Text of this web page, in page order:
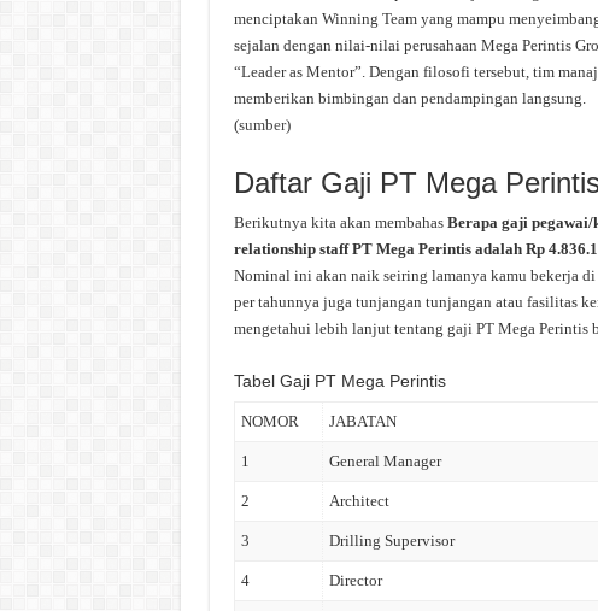
menciptakan Winning Team yang mampu
sejalan dengan nilai-nilai perusahaan Mega Perintis
“Leader as Mentor”. Dengan filosofi tersebut, tim
memberikan bimbingan dan pendampingan langsung.
(sumber)
Daftar Gaji PT Mega Perintis
Berikutnya kita akan membahas Berapa gaji
relationship staff PT Mega Perintis adalah Rp
Nominal ini akan naik seiring lamanya kamu bekerja
per tahunnya juga tunjangan tunjangan atau fasilitas
mengetahui lebih lanjut tentang gaji PT Mega
Tabel Gaji PT Mega Perintis
NOMOR JABATAN
1 General Manager
2 Architect
3 Drilling Supervisor
4 Director